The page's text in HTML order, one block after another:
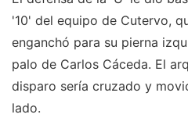
'10' del equipo de Cutervo,
enganchó para su pierna
palo de Carlos Cáceda. El
disparo sería cruzado y
lado.